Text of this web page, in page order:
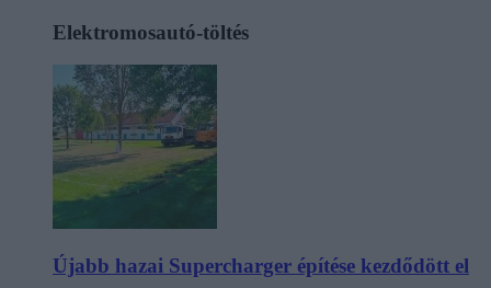
Elektromosautó-töltés
Újabb hazai Supercharger építése kezdődött el